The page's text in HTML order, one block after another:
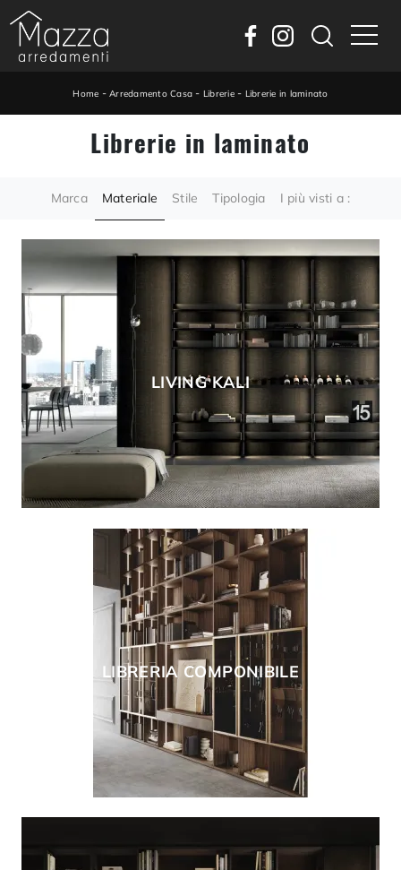
Home -Arredamento Casa - Librerie- Librerie in laminato
Librerie in laminato
Marca Materiale Stile Tipologia I più visti a :
LIVING KALI
LIBRERIA COMPONIBILE